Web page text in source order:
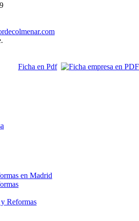
Ficha en Pdf
en Madrid
Reformas